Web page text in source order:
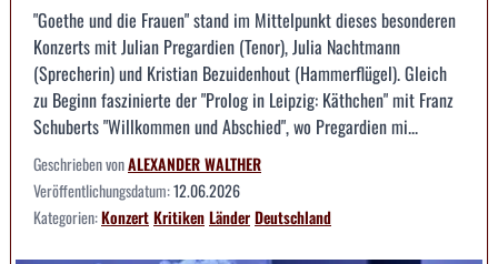
"Goethe und die Frauen" stand im Mittelpunkt dieses besonderen
Konzerts mit Julian Pregardien (Tenor), Julia Nachtmann
(Sprecherin) und Kristian Bezuidenhout (Hammerflügel). Gleich
zu Beginn faszinierte der "Prolog in Leipzig: Käthchen" mit Franz
Schuberts "Willkommen und Abschied", wo Pregardien mi...
Geschrieben vonALEXANDER WALTHER
Veröffentlichungsdatum:12.06.2026
Kategorien:KonzertKritikenLänderDeutschland